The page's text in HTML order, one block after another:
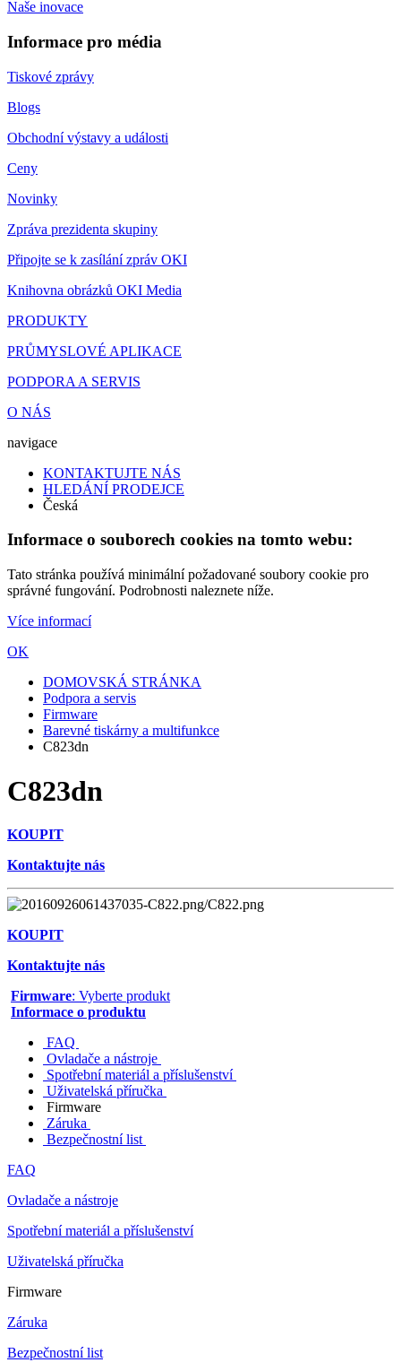
Naše inovace
Informace pro média
Tiskové zprávy
Blogs
Obchodní výstavy a události
Ceny
Novinky
Zpráva prezidenta skupiny
Připojte se k zasílání zpráv OKI
Knihovna obrázků OKI Media
PRODUKTY
PRŮMYSLOVÉ APLIKACE
PODPORA A SERVIS
O NÁS
navigace
KONTAKTUJTE NÁS
HLEDÁNÍ PRODEJCE
Česká
Informace o souborech cookies na tomto webu:
Tato stránka používá minimální požadované soubory cookie pro
správné fungování. Podrobnosti naleznete níže.
Více informací
OK
DOMOVSKÁ STRÁNKA
Podpora a servis
Firmware
Barevné tiskárny a multifunkce
C823dn
C823dn
KOUPIT
Kontaktujte nás
KOUPIT
Kontaktujte nás
Firmware: Vyberte produkt
Informace o produktu
FAQ
Ovladače a nástroje
Spotřební materiál a příslušenství
Uživatelská příručka
Firmware
Záruka
Bezpečnostní list
FAQ
Ovladače a nástroje
Spotřební materiál a příslušenství
Uživatelská příručka
Firmware
Záruka
Bezpečnostní list